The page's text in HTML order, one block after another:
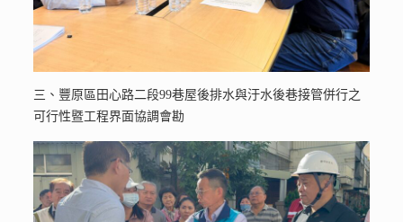
三、豐原區田心路二段99巷屋後排水與汙水後巷接管併行之
可行性暨工程界面協調會勘